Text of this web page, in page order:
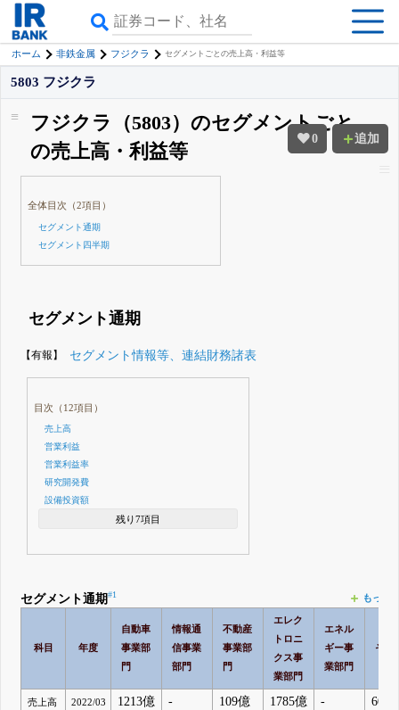
ホーム 非鉄金属 フジクラ セグメントごとの売上高・利益等
0 追加
5803 フジクラ
フジクラ（5803）のセグメントごと
の売上高・利益等
全体目次（2項目）
セグメント通期
セグメント四半期
セグメント通期
【有報】 セグメント情報等、連結財務諸表
目次（12項目）
売上高
営業利益
営業利益率
研究開発費
設備投資額
残り7項目
セグメント通期 もっと
#1
科目 年度
自動車
事業部
門
情報通
信事業
部門
不動産
事業部
門
エレク
トロニ
クス事
業部門
エネル
ギー事
業部門
その
売上高 2022/03 1213億 - 109億 1785億 - 60.2